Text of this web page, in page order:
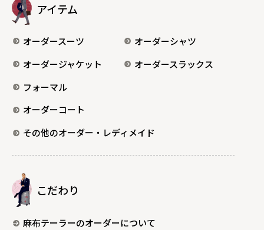
アイテム
オーダースーツ
オーダーシャツ
オーダージャケット
オーダースラックス
フォーマル
オーダーコート
その他のオーダー・レディメイド
こだわり
麻布テーラーのオーダーについて